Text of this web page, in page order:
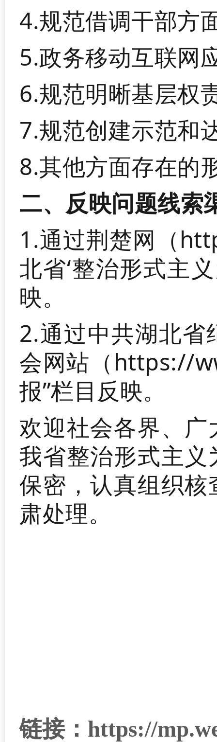
4.规范借调干部方
5.政务移动互联网
6.规范明晰基层权
7.规范创建示范和
8.其他方面存在的
二、反映问题线索
1.通过荆楚网（
北省‘整治形式主
映。
2.通过中共湖北省
会网站（https://
报”栏目反映。
欢迎社会各界、
我省整治形式主
保密，认真组织
肃处理。
链接：https://